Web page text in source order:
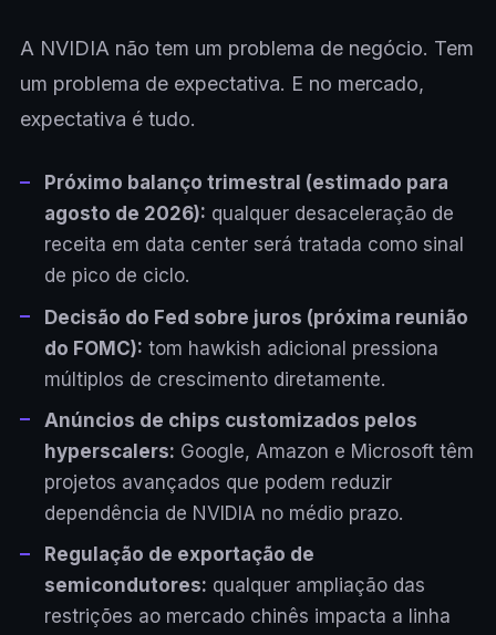
A NVIDIA não tem um problema de negócio. Tem
um problema de expectativa. E no mercado,
expectativa é tudo.
Próximo balanço trimestral (estimado para
agosto de 2026): qualquer desaceleração de
receita em data center será tratada como sinal
de pico de ciclo.
Decisão do Fed sobre juros (próxima reunião
do FOMC): tom hawkish adicional pressiona
múltiplos de crescimento diretamente.
Anúncios de chips customizados pelos
hyperscalers: Google, Amazon e Microsoft têm
projetos avançados que podem reduzir
dependência de NVIDIA no médio prazo.
Regulação de exportação de
semicondutores: qualquer ampliação das
restrições ao mercado chinês impacta a linha